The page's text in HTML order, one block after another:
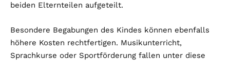
beiden Elternteilen aufgeteilt.
Besondere Begabungen des Kindes können ebenfalls
höhere Kosten rechtfertigen. Musikunterricht,
Sprachkurse oder Sportförderung fallen unter diese